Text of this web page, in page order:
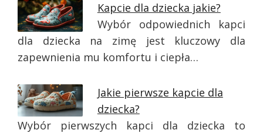
Kapcie dla dziecka jakie?
Wybór odpowiednich kapci
dla dziecka na zimę jest kluczowy dla
zapewnienia mu komfortu i ciepła…
Jakie pierwsze kapcie dla
dziecka?
Wybór pierwszych kapci dla dziecka to